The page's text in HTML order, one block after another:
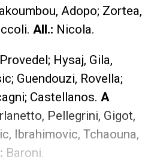
Adopo; Zortea,
All.: Nicola.
Provedel; Hysaj, Gila,
Guendouzi, Rovella;
Castellanos. A
Pellegrini, Gigot,
Ibrahimovic, Tchaouna,
Baroni.